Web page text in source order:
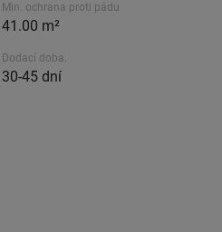
Min. ochrana proti pádu
41.00 m²
Dodací doba.
30-45 dní